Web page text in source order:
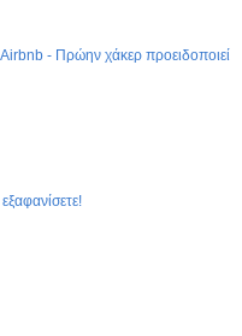
Airbnb - Πρώην χάκερ προειδοποιεί